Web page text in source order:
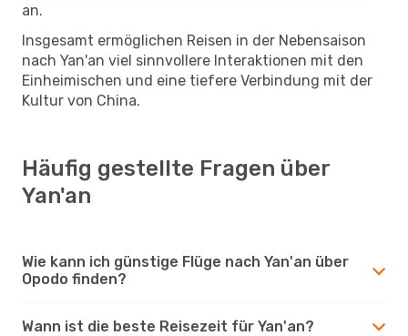
an.
Insgesamt ermöglichen Reisen in der Nebensaison
nach Yan'an viel sinnvollere Interaktionen mit den
Einheimischen und eine tiefere Verbindung mit der
Kultur von China.
Häufig gestellte Fragen über
Yan'an
Wie kann ich günstige Flüge nach Yan'an über
Opodo finden?
Wann ist die beste Reisezeit für Yan'an?